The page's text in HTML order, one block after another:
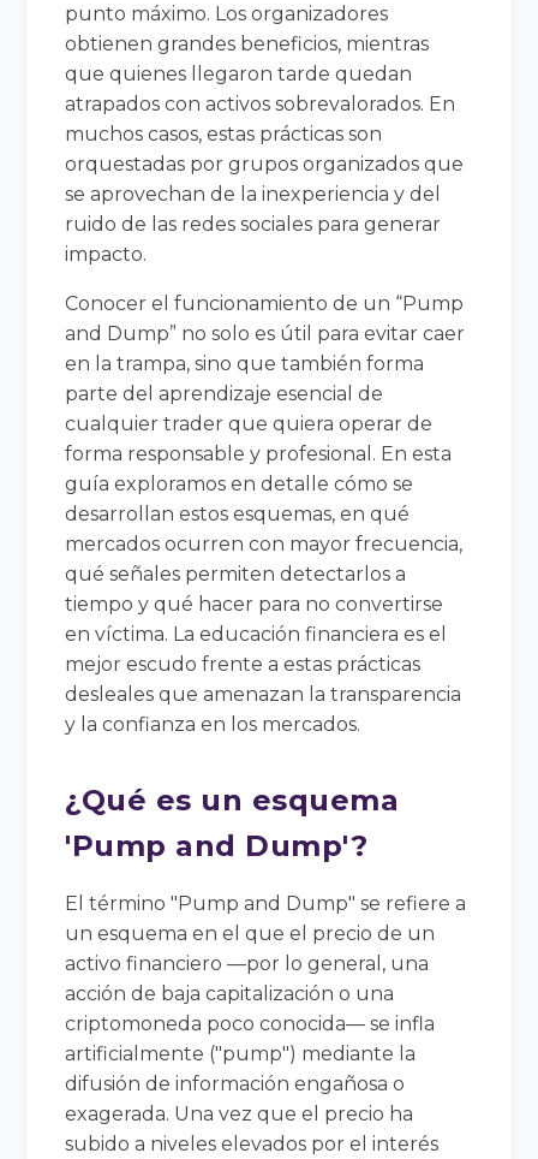
punto máximo. Los organizadores
obtienen grandes beneficios, mientras
que quienes llegaron tarde quedan
atrapados con activos sobrevalorados. En
muchos casos, estas prácticas son
orquestadas por grupos organizados que
se aprovechan de la inexperiencia y del
ruido de las redes sociales para generar
impacto.
Conocer el funcionamiento de un “Pump
and Dump” no solo es útil para evitar caer
en la trampa, sino que también forma
parte del aprendizaje esencial de
cualquier trader que quiera operar de
forma responsable y profesional. En esta
guía exploramos en detalle cómo se
desarrollan estos esquemas, en qué
mercados ocurren con mayor frecuencia,
qué señales permiten detectarlos a
tiempo y qué hacer para no convertirse
en víctima. La educación financiera es el
mejor escudo frente a estas prácticas
desleales que amenazan la transparencia
y la confianza en los mercados.
¿Qué es un esquema
'Pump and Dump'?
El término "Pump and Dump" se refiere a
un esquema en el que el precio de un
activo financiero —por lo general, una
acción de baja capitalización o una
criptomoneda poco conocida— se infla
artificialmente ("pump") mediante la
difusión de información engañosa o
exagerada. Una vez que el precio ha
subido a niveles elevados por el interés